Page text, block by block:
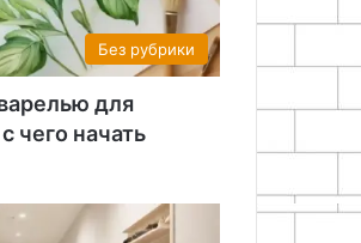
Без рубрики
для
чего начать